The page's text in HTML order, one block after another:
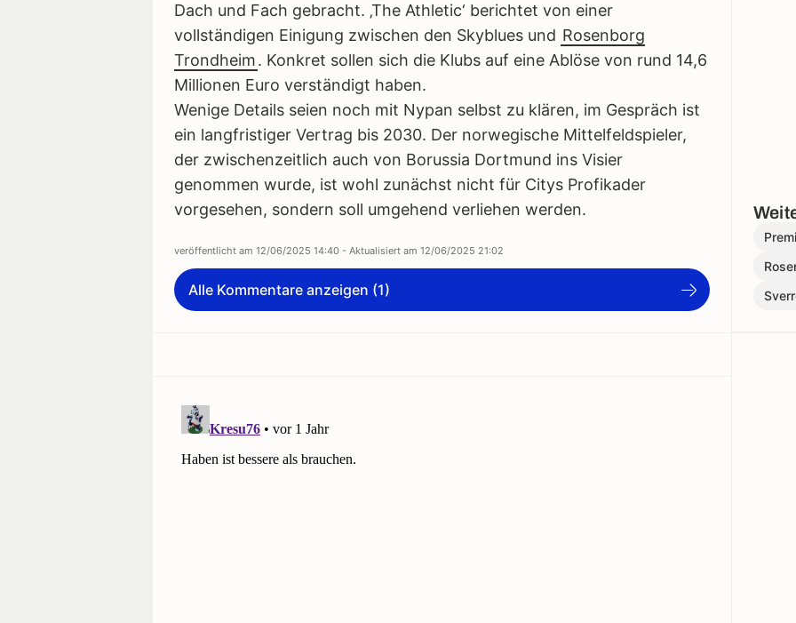
Dach und Fach gebracht. ‚The Athletic‘ berichtet von einer
vollständigen Einigung zwischen den Skyblues und Rosenborg
Trondheim. Konkret sollen sich die Klubs auf eine Ablöse von rund 14,6
Millionen Euro verständigt haben.
Wenige Details seien noch mit Nypan selbst zu klären, im Gespräch ist
ein langfristiger Vertrag bis 2030. Der norwegische Mittelfeldspieler,
der zwischenzeitlich auch von Borussia Dortmund ins Visier
genommen wurde, ist wohl zunächst nicht für Citys Profikader
vorgesehen, sondern soll umgehend verliehen werden.
veröffentlicht am 12/06/2025 14:40 - Aktualisiert am 12/06/2025 21:02
Alle Kommentare anzeigen (1)